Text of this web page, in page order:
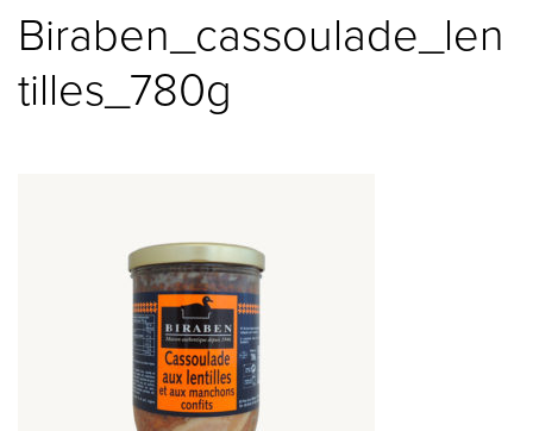
Contact
Biraben_cassoulade_len
tilles_780g